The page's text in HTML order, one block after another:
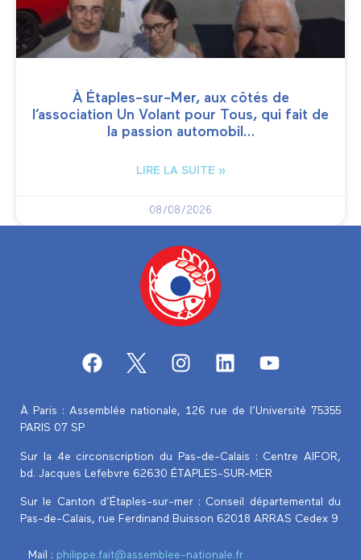
À Étaples-sur-Mer, aux côtés de
l’association Un Volant pour Tous, qui fait de
la passion automobil…
LIRE LA SUITE »
08/08/2026
À Paris : Assemblée nationale, 126 rue de l’Université 75355
PARIS 07 SP
Sur la 4e circonscription du Pas-de-Calais : Centre AIFOR,
bd. Jacques Lefebvre 62630 ÉTAPLES-SUR-MER
Sur le Canton d’Étaples-sur-mer : Conseil départemental du
Pas-de-Calais, rue Ferdinand Buisson 62018 ARRAS Cedex 9
Mail : philippe.fait@assemblee-nationale.fr